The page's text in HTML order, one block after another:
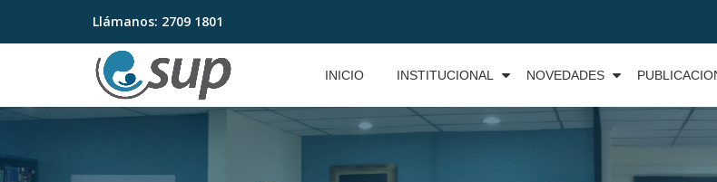
Saltar
Llámanos: 2709 1801
INICIO INSTITUCIONAL NOVEDADES